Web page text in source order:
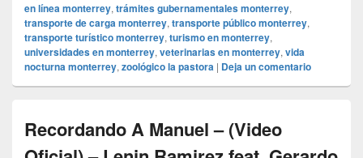
en línea monterrey, trámites gubernamentales monterrey,
transporte de carga monterrey, transporte público monterrey,
transporte turístico monterrey, turismo en monterrey,
universidades en monterrey, veterinarias en monterrey, vida
nocturna monterrey, zoológico la pastora | Deja un comentario
Recordando A Manuel – (Video